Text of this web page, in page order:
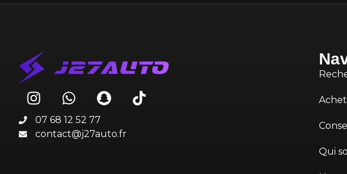
07 68 12 52 77
contact@j27auto.fr
Qui